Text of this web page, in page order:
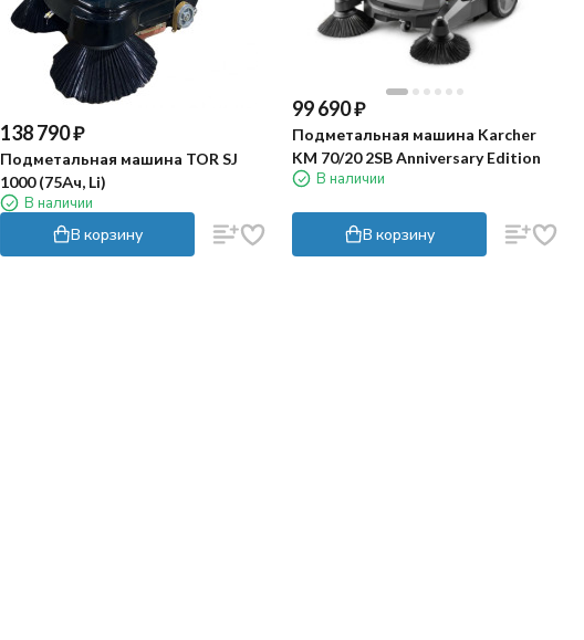
138 790₽
Подметальная машина TOR SJ
1000 (75Ач, Li)
В наличии
В корзину
99 690₽
Подметальная машина Karcher
KM 70/20 2SB Anniversary Edition
В наличии
В корзину